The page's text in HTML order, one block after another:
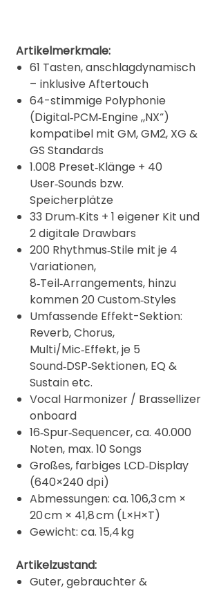
Artikelmerkmale:
61 Tasten, anschlagdynamisch
– inklusive Aftertouch
64-stimmige Polyphonie
(Digital‑PCM‑Engine „NX“)
kompatibel mit GM, GM2, XG &
GS Standards
1.008 Preset‑Klänge + 40
User‑Sounds bzw.
Speicherplätze
33 Drum‑Kits + 1 eigener Kit und
2 digitale Drawbars
200 Rhythmus‑Stile mit je 4
Variationen,
8‑Teil‑Arrangements, hinzu
kommen 20 Custom‑Styles
Umfassende Effekt-Sektion:
Reverb, Chorus,
Multi/Mic‑Effekt, je 5
Sound‑DSP‑Sektionen, EQ &
Sustain etc.
Vocal Harmonizer / Brassellizer
onboard
16‑Spur‑Sequencer, ca. 40.000
Noten, max. 10 Songs
Großes, farbiges LCD‑Display
(640×240 dpi)
Abmessungen: ca. 106,3 cm ×
20 cm × 41,8 cm (L×H×T)
Gewicht: ca. 15,4 kg
Artikelzustand:
Guter, gebrauchter &